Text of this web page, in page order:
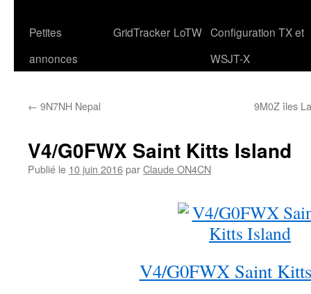
Petites
annonces
GridTracker LoTW Configuration TX et
WSJT-X
← 9N7NH Nepal 9M0Z îles
V4/G0FWX Saint Kitts Island
Publié le 10 juin 2016parClaude ON4CN
V4/G0FWX Saint